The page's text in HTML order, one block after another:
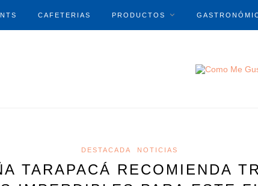
CAFETERIAS PRODUCTOS
DESTACADA NOTICIAS
TARAPACÁ RECOMIENDA